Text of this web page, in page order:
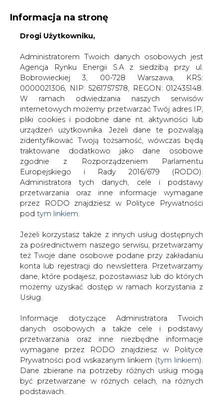
KONTAKT:
WYDAWCA PORTALU:
WYSOKI KONTRAST WIELKOŚĆ TEKSTU A A
ZALOGUJ SIĘ
WŁĄCZ CIRE.TV
Informacja na stronę
Drogi Użytkowniku,
Administratorem Twoich danych osobowych jest
Agencja Rynku Energii S.A z siedzibą przy ul.
Bobrowieckiej 3, 00-728 Warszawa, KRS:
0000021306, NIP: 5261757578, REGON: 012435148.
W ramach odwiedzania naszych serwisów
internetowych możemy przetwarzać Twój adres IP,
pliki cookies i podobne dane nt. aktywności lub
urządzeń użytkownika. Jeżeli dane te pozwalają
zidentyfikować Twoją tożsamość, wówczas będą
traktowane dodatkowo jako dane osobowe
zgodnie z Rozporządzeniem Parlamentu
Europejskiego i Rady 2016/679 (RODO).
Administratora tych danych, cele i podstawy
przetwarzania oraz inne informacje wymagane
przez RODO znajdziesz w Polityce Prywatności
pod tym linkiem.
Jeżeli korzystasz także z innych usług dostępnych
za pośrednictwem naszego serwisu, przetwarzamy
też Twoje dane osobowe podane przy zakładaniu
konta lub rejestracji do newslettera. Przetwarzamy
dane, które podajesz, pozostawiasz lub do których
możemy uzyskać dostęp w ramach korzystania z
Usług.
Informacje dotyczące Administratora Twoich
danych osobowych a także cele i podstawy
przetwarzania oraz inne niezbędne informacje
wymagane przez RODO znajdziesz w Polityce
Prywatności pod wskazanym linkiem (tym linkiem).
Dane zbierane na potrzeby różnych usług mogą
być przetwarzane w różnych celach, na różnych
podstawach.
Strona główna
SERWIS INFORMACYJNY CIRE
MSP MA ZGODĘ NA SPRZEDAŻ WYBRZEŻA
2001-01-30 00:00
skomentuj
udostępnij:
MSP MA ZGODĘ NA SPRZEDAŻ
WYBRZEŻA